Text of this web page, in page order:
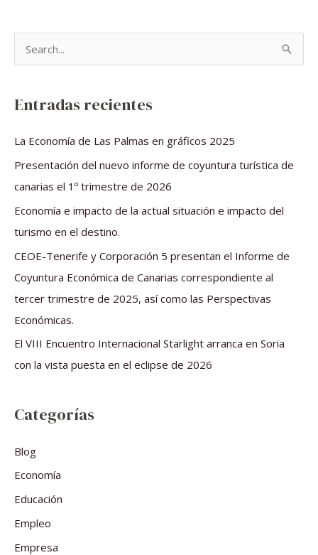
a
Entradas recientes
La Economía de Las Palmas en gráficos 2025
Presentación del nuevo informe de coyuntura turística de
canarias el 1º trimestre de 2026
Economía e impacto de la actual situación e impacto del
turismo en el destino.
CEOE-Tenerife y Corporación 5 presentan el Informe de
Coyuntura Económica de Canarias correspondiente al
tercer trimestre de 2025, así como las Perspectivas
Económicas.
El VIII Encuentro Internacional Starlight arranca en Soria
con la vista puesta en el eclipse de 2026
Categorías
Blog
Economía
Educación
Empleo
Empresa